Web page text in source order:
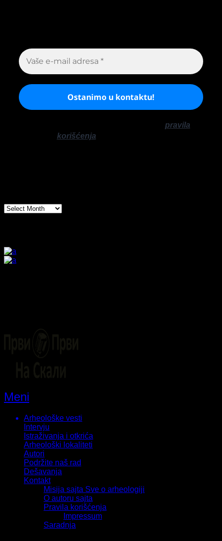
pravila
korišćenja
Arhiva
Meni
Arheološke vesti
Intervju
Istraživanja i otkrića
Arheološki lokaliteti
Autori
Podržite naš rad
Dešavanja
Kontakt
Misija sajta Sve o arheologiji
O autoru sajta
Pravila korišćenja
Impressum
Saradnja